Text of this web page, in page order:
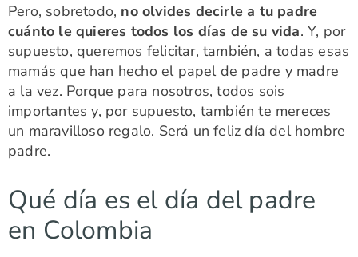
Pero, sobretodo, no olvides decirle a tu padre
cuánto le quieres todos los días de su vida. Y, por
supuesto, queremos felicitar, también, a todas esas
mamás que han hecho el papel de padre y madre
a la vez. Porque para nosotros, todos sois
importantes y, por supuesto, también te mereces
un maravilloso regalo. Será un feliz día del hombre
padre.
Qué día es el día del padre
en Colombia